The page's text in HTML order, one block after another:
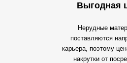
Выгодная
Нерудные
поставляются
карьера, поэтому
накрутки от